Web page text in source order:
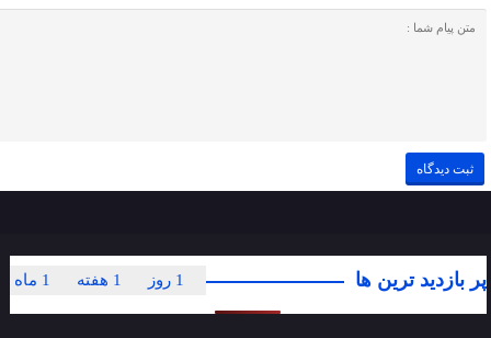
پر بازدید ترین ها 1 ماه 1 هفته 1 روز